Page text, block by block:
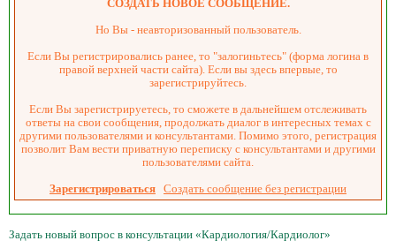
СОЗДАТЬ НОВОЕ СООБЩЕНИЕ.
Но Вы - неавторизованный пользователь.
Если Вы регистрировались ранее, то "залогиньтесь" (форма логина в
правой верхней части сайта). Если вы здесь впервые, то
зарегистрируйтесь.
Если Вы зарегистрируетесь, то сможете в дальнейшем отслеживать
ответы на свои сообщения, продолжать диалог в интересных темах с
другими пользователями и консультантами. Помимо этого, регистрация
позволит Вам вести приватную переписку с консультантами и другими
пользователями сайта.
Зарегистрироваться Создать сообщение без регистрации
Задать новый вопрос в консультации «Кардиология/Кардиолог»